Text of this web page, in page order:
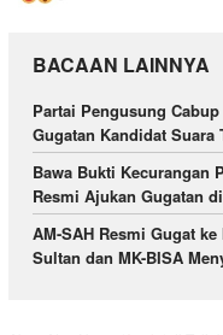
BACAAN LAINNYA
Partai Pengusung
Gugatan Kandidat Suara
Bawa Bukti Kecurangan
Resmi Ajukan Gugatan
AM-SAH Resmi Gugat
Sultan dan MK-BISA